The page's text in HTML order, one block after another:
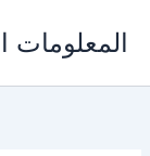
المعلومات